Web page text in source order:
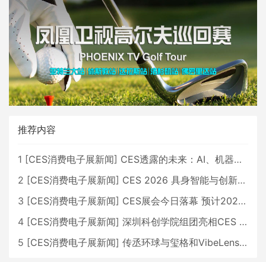
推荐内容
1 [CES消费电子展新闻] CES透露的未来：AI、机器人与智能生活大爆发
2 [CES消费电子展新闻] CES 2026 具身智能与创新领域 中国公司大放异彩
3 [CES消费电子展新闻] CES展会今日落幕 预计2026行业收入将超五千亿美元
4 [CES消费电子展新闻] 深圳科创学院组团亮相CES 广受好评
5 [CES消费电子展新闻] 传丞环球与玺格和VibeLens共同推出全新耳机